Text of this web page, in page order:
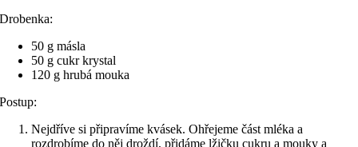
Drobenka:
50 g másla
50 g cukr krystal
120 g hrubá mouka
Postup:
Nejdříve si připravíme kvásek. Ohřejeme část mléka a
rozdrobíme do něj droždí, přidáme lžičku cukru a mouky a